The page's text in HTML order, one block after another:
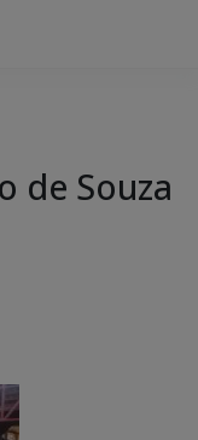
de Souza